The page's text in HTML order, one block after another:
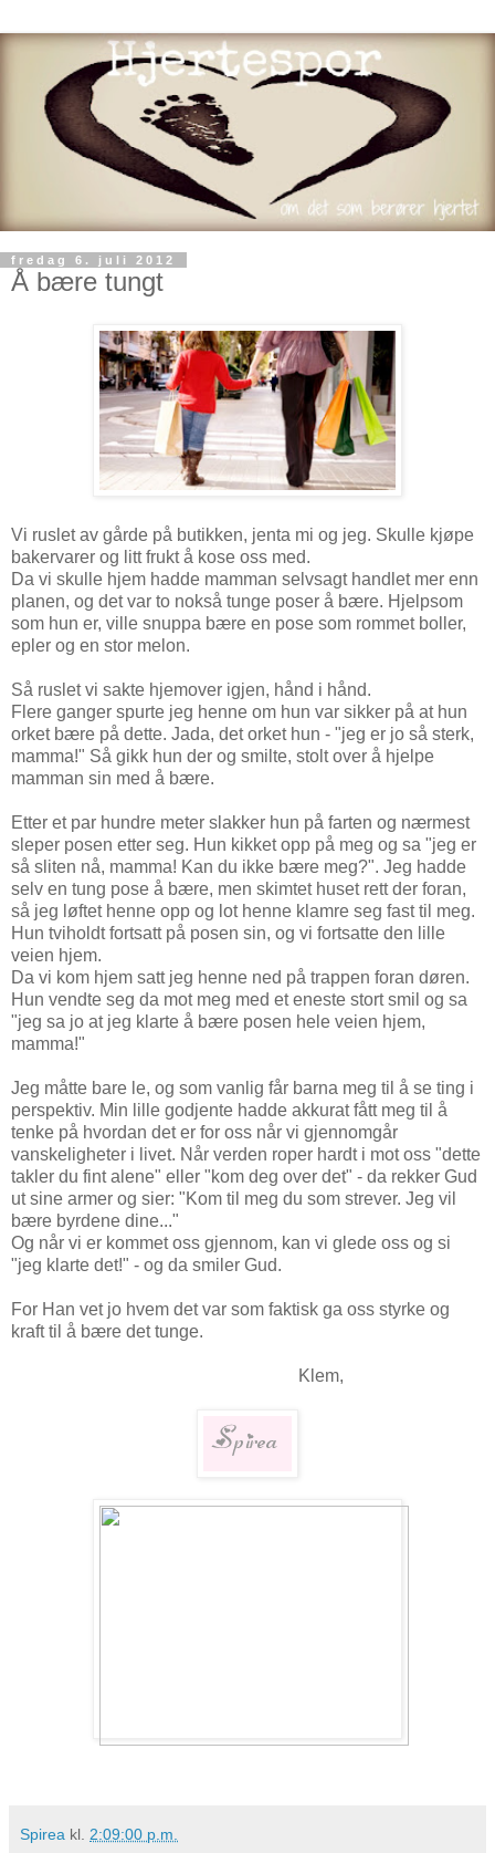
fredag 6. juli 2012
Å bære tungt
Vi ruslet av gårde på butikken, jenta mi og jeg. Skulle kjøpe
bakervarer og litt frukt å kose oss med.
Da vi skulle hjem hadde mamman selvsagt handlet mer enn
planen, og det var to nokså tunge poser å bære. Hjelpsom
som hun er, ville snuppa bære en pose som rommet boller,
epler og en stor melon.
Så ruslet vi sakte hjemover igjen, hånd i hånd.
Flere ganger spurte jeg henne om hun var sikker på at hun
orket bære på dette. Jada, det orket hun - "jeg er jo så sterk,
mamma!" Så gikk hun der og smilte, stolt over å hjelpe
mamman sin med å bære.
Etter et par hundre meter slakker hun på farten og nærmest
sleper posen etter seg. Hun kikket opp på meg og sa "jeg er
så sliten nå, mamma! Kan du ikke bære meg?". Jeg hadde
selv en tung pose å bære, men skimtet huset rett der foran,
så jeg løftet henne opp og lot henne klamre seg fast til meg.
Hun tviholdt fortsatt på posen sin, og vi fortsatte den lille
veien hjem.
Da vi kom hjem satt jeg henne ned på trappen foran døren.
Hun vendte seg da mot meg med et eneste stort smil og sa
"jeg sa jo at jeg klarte å bære posen hele veien hjem,
mamma!"
Jeg måtte bare le, og som vanlig får barna meg til å se ting i
perspektiv. Min lille godjente hadde akkurat fått meg til å
tenke på hvordan det er for oss når vi gjennomgår
vanskeligheter i livet. Når verden roper hardt i mot oss "dette
takler du fint alene" eller "kom deg over det" - da rekker Gud
ut sine armer og sier: "Kom til meg du som strever. Jeg vil
bære byrdene dine..."
Og når vi er kommet oss gjennom, kan vi glede oss og si
"jeg klarte det!" - og da smiler Gud.
For Han vet jo hvem det var som faktisk ga oss styrke og
kraft til å bære det tunge.
Klem,
Spirea kl. 2:09:00 p.m.